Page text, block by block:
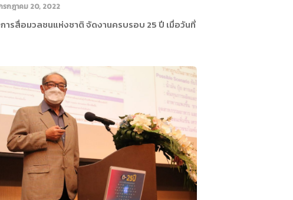
รกฎาคม 20, 2022
ารสื่อมวลชนแห่งชาติ จัดงานครบรอบ 25 ปี เมื่อวันที่